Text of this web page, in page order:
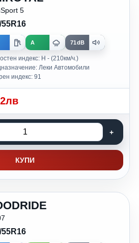
5
55R16
A 71dB
индекс: H - (210км/ч.)
Леки Автомобили
индекс: 91
КУПИ
55R16